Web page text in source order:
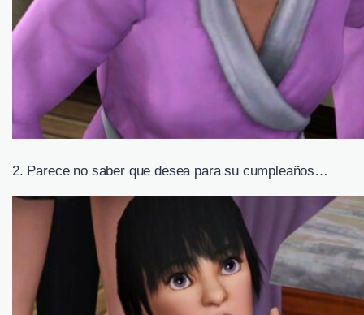
2. Parece no saber que desea para su cumpleaños…